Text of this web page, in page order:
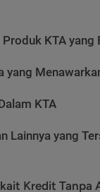
KTA yang
yang
KTA
Lainnya yang
Kredit Tanpa